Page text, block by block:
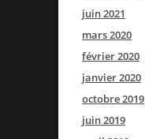
juin 2021
mars 2020
février 2020
janvier 2020
octobre 2019
juin 2019